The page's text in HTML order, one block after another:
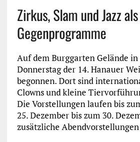
Zirkus, Slam und Jazz als
Gegenprogramme
Auf dem Burggarten Gelände
Donnerstag der 14. Hanauer
begonnen. Dort sind
Clowns und kleine
Die Vorstellungen laufen bis
25. Dezember bis zum 30.
zusätzliche